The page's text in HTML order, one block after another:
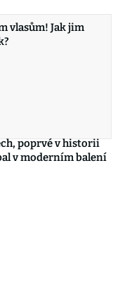
vlasům! Jak jim
poprvé v historii
v moderním balení